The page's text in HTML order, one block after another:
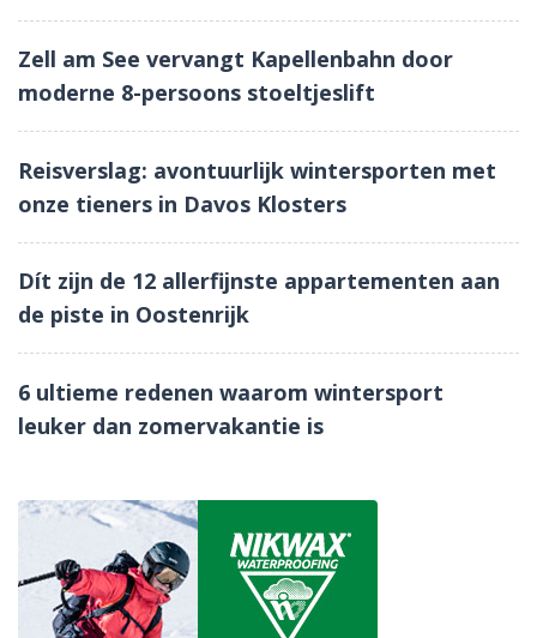
Zell am See vervangt Kapellenbahn door
moderne 8-persoons stoeltjeslift
Reisverslag: avontuurlijk wintersporten met
onze tieners in Davos Klosters
Dít zijn de 12 allerfijnste appartementen aan
de piste in Oostenrijk
6 ultieme redenen waarom wintersport
leuker dan zomervakantie is